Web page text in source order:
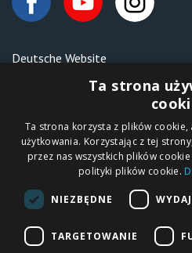
Deutsche Website
Malen nach Zahlen Ipicasso.de
IPICASSO Sp. z o.o.
ul. Słoneczna 194,
05-506 Kolonia
NIP 1231355620 KRS
0000680650
Ta strona
Ta strona korzysta z plików
użytkowania. Korzystając z tej
przez nas wszystkich plików
polityki plików cookie.
NIEZBĘDNE
TARGETOWANIE